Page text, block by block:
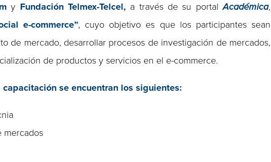
y Fundación Telmex-Telcel, a través de su portalAcadémica,
e-commerce”, cuyo objetivo es que los participantes sean
de mercado, desarrollar procesos de investigación de mercados,
de productos y servicios en el e-commerce.
se encuentran los siguientes:
mercados